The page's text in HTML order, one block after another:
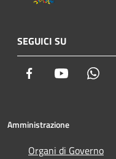
SEGUICI SU
Facebook Youtube
Amministrazione
Organi di Governo